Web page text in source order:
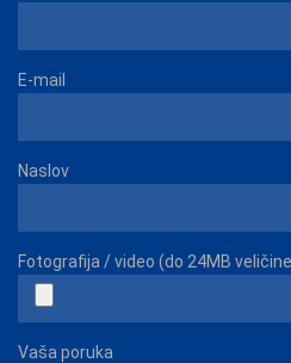
E-mail
Naslov
Fotografija / video (do 24MB
Vaša poruka